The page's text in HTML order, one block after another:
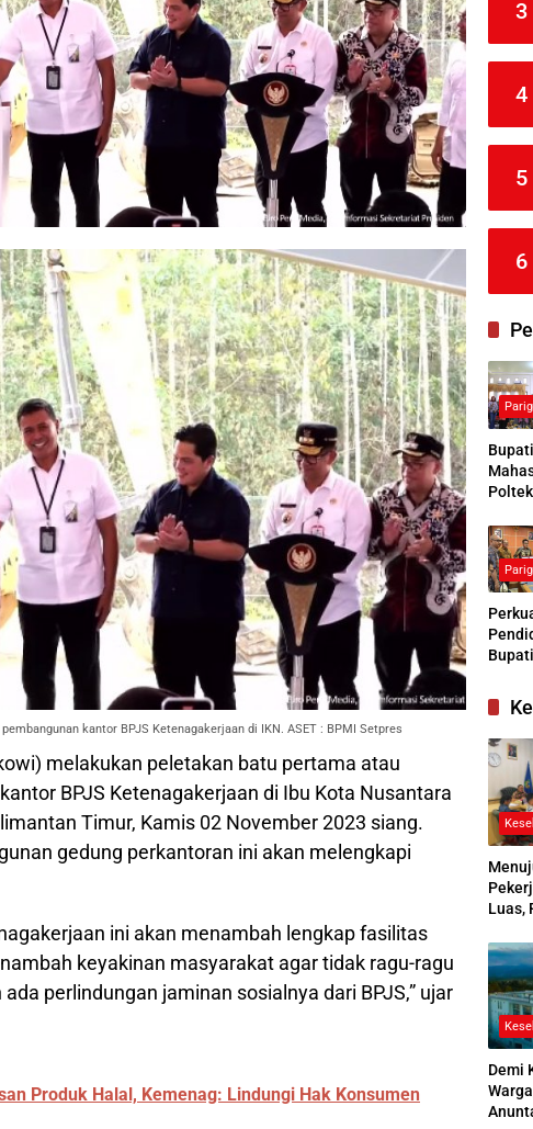
kantor BPJS Ketenagakerjaan di IKN. ASET : BPMI Setpres
melakukan peletakan batu pertama atau
BPJS Ketenagakerjaan di Ibu Kota Nusantara
Timur, Kamis 02 November 2023 siang.
gedung perkantoran ini akan melengkapi
ini akan menambah lengkap fasilitas
keyakinan masyarakat agar tidak ragu-ragu
perlindungan jaminan sosialnya dari BPJS,” ujar
Produk Halal, Kemenag: Lindungi Hak Konsumen
3
4
5
6
Sosial
Luas,
2026
Demi